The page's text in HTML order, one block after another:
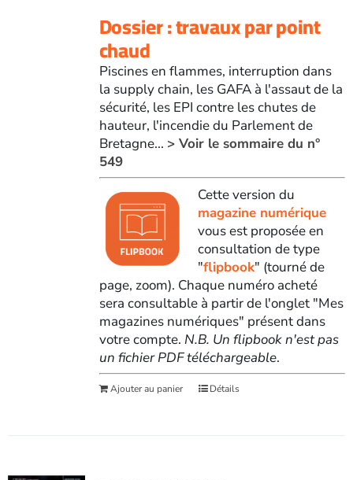
Dossier : travaux par point
chaud
Piscines en flammes, interruption dans
la supply chain, les GAFA à l'assaut de la
sécurité, les EPI contre les chutes de
hauteur, l'incendie du Parlement de
Bretagne... > Voir le sommaire du n°
549
Cette version du
magazine numérique
vous est proposée en
consultation de type
"flipbook" (tourné de
page, zoom). Chaque numéro acheté
sera consultable à partir de l'onglet "Mes
magazines numériques" présent dans
votre compte. N.B. Un flipbook n'est pas
un fichier PDF téléchargeable.
Ajouter au panier Détails